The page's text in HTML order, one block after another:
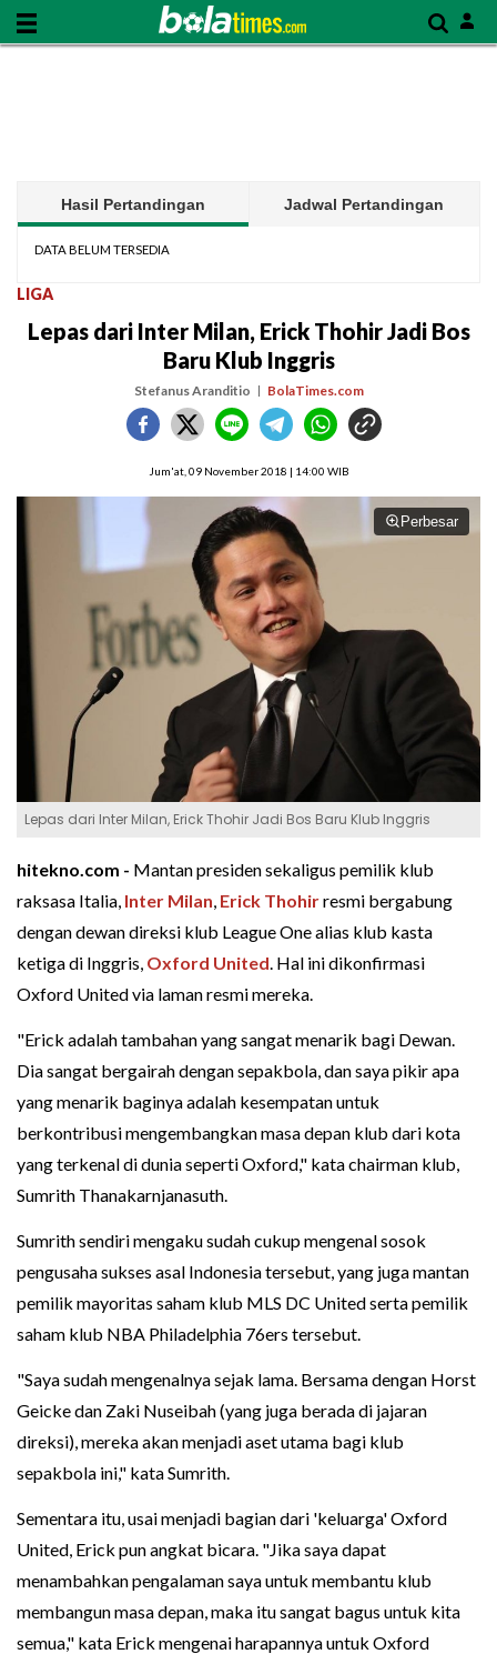
Hasil Pertandingan Jadwal Pertandingan
DATA BELUM TERSEDIA
LIGA
Lepas dari Inter Milan, Erick Thohir Jadi Bos
Baru Klub Inggris
Stefanus Aranditio BolaTimes.com
Jum'at, 09 November 2018 | 14:00 WIB
Perbesar
Lepas dari Inter Milan, Erick Thohir Jadi Bos Baru Klub Inggris
hitekno.com - Mantan presiden sekaligus pemilik klub
raksasa Italia, Inter Milan, Erick Thohirresmi bergabung
dengan dewan direksi klub League One alias klub kasta
ketiga di Inggris, Oxford United. Hal ini dikonfirmasi
Oxford United via laman resmi mereka.
"Erick adalah tambahan yang sangat menarik bagi Dewan.
Dia sangat bergairah dengan sepakbola, dan saya pikir apa
yang menarik baginya adalah kesempatan untuk
berkontribusi mengembangkan masa depan klub dari kota
yang terkenal di dunia seperti Oxford," kata chairman klub,
Sumrith Thanakarnjanasuth.
Sumrith sendiri mengaku sudah cukup mengenal sosok
pengusaha sukses asal Indonesia tersebut, yang juga mantan
pemilik mayoritas saham klub MLS DC United serta pemilik
saham klub NBA Philadelphia 76ers tersebut.
"Saya sudah mengenalnya sejak lama. Bersama dengan Horst
Geicke dan Zaki Nuseibah (yang juga berada di jajaran
direksi), mereka akan menjadi aset utama bagi klub
sepakbola ini," kata Sumrith.
Sementara itu, usai menjadi bagian dari 'keluarga' Oxford
United, Erick pun angkat bicara. "Jika saya dapat
menambahkan pengalaman saya untuk membantu klub
membangun masa depan, maka itu sangat bagus untuk kita
semua," kata Erick mengenai harapannya untuk Oxford